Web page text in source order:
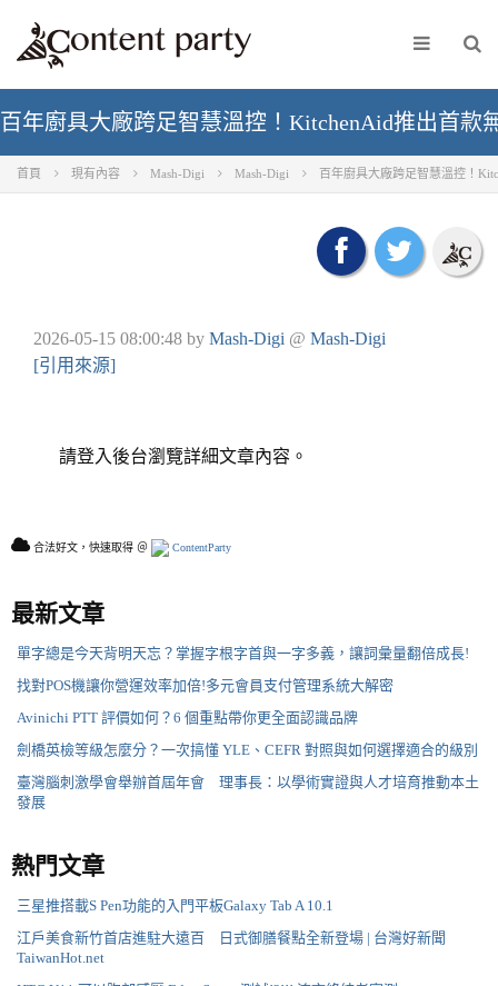
百年廚具大廠跨足智慧溫控！KitchenAid推出首
首頁 現有內容 Mash-Digi Mash-Digi 百年廚具大廠跨足智慧溫控！
2026-05-15 08:00:48 by Mash-Digi @ Mash-Digi
[引用來源]
請登入後台瀏覽詳細文章內容。
合法好文，快速取得 ＠ ContentParty
最新文章
單字總是今天背明天忘？掌握字根字首與一字多義，讓詞彙量翻倍成長!
找對POS機讓你營運效率加倍!多元會員支付管理系統大解密
Avinichi PTT 評價如何？6 個重點帶你更全面認識品牌
劍橋英檢等級怎麼分？一次搞懂 YLE、CEFR 對照與如何選擇適合的級別
臺灣腦刺激學會舉辦首屆年會 理事長：以學術實證與人才培育推動本土
發展
熱門文章
三星推搭載S Pen功能的入門平板Galaxy Tab A 10.1
江戶美食新竹首店進駐大遠百 日式御膳餐點全新登場 | 台灣好新聞
TaiwanHot.net